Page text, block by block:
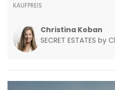
KAUFPREIS
Christina Koban
SECRET ESTATES